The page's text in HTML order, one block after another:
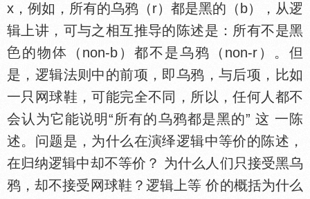
x，例如，所有的乌鸦（r）都是黑的（b），从逻
辑上讲，可与之相互推导的陈述是：所有不是黑
的物
（non-b）都不是乌鸦（non-r）。但
是，逻辑法则中的前项，即乌鸦，与后项，比如
一只网球鞋，可能完全不同，所以，任何人都不
会认为它能说明“所有的乌鸦都是黑的” 这 一陈
述。问题是，为什么在演绎逻辑中等价的陈述，
在归纳逻辑中却不等价？ 为什么人们只接受黑乌
鸦，却不接受网球鞋？逻辑上等 价的概括为什么